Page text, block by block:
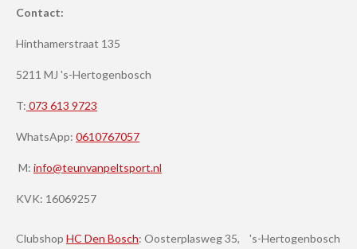
Contact:
Hinthamerstraat 135
5211 MJ 's-Hertogenbosch
T: 073 613 9723
WhatsApp: 0610767057
M: info@teunvanpeltsport.nl
KVK: 16069257
Clubshop HC Den Bosch: Oosterplasweg 35, 's-Hertogenbosch